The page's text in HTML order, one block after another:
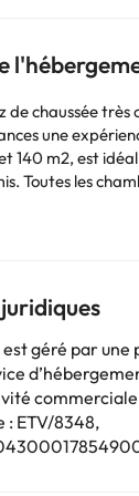
de chaussée
une
140 m2, est
Toutes les
2 salles de bain
une autre avec
équipé d'une
vous
vous
télévision par
dont vous
vacances. La
et possède
des après-
géré par une
: ETV/8348,